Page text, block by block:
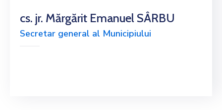
cs. jr. Mărgărit Emanuel SÂRBU
Secretar general al Municipiului